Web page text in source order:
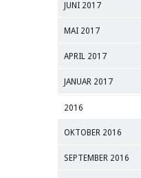
JUNI 2017
MAI 2017
APRIL 2017
JANUAR 2017
2016
OKTOBER 2016
SEPTEMBER 2016